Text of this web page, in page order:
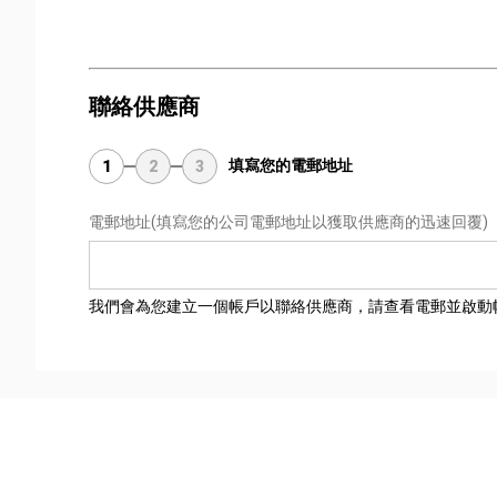
聯絡供應商
1 2 3 填寫您的電郵地址
電郵地址(填寫您的公司電郵地址以獲取供應商的迅速回覆)
我們會為您建立一個帳戶以聯絡供應商，請查看電郵並啟動